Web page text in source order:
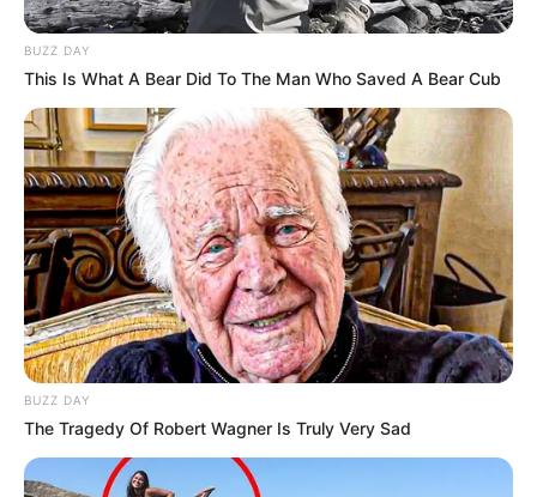
BUZZ DAY
This Is What A Bear Did To The Man Who Saved A Bear Cub
BUZZ DAY
The Tragedy Of Robert Wagner Is Truly Very Sad